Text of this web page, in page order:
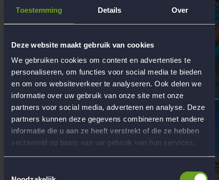
Toestemming Details Over
Deze website maakt gebruik van cookies
We gebruiken cookies om content en advertenties te
personaliseren, om functies voor social media te bieden
en om ons websiteverkeer te analyseren. Ook delen we
informatie over uw gebruik van onze site met onze
partners voor social media, adverteren en analyse. Deze
partners kunnen deze gegevens combineren met andere
informatie die u aan ze heeft verstrekt of die ze hebben
verzameld op basis van uw gebruik van hun services.